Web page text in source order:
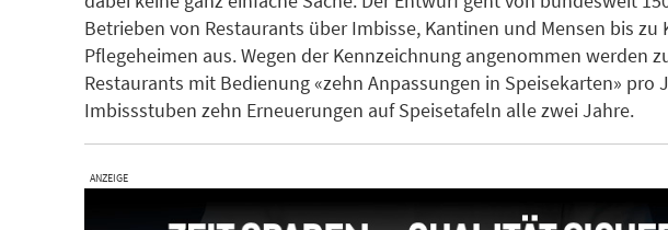
Betrieben von Restaurants über Imbisse, Kantinen und Mensen bis zu
Pflegeheimen aus. Wegen der Kennzeichnung angenommen werden
Restaurants mit Bedienung «zehn Anpassungen in Speisekarten» pro
Imbissstuben zehn Erneuerungen auf Speisetafeln alle zwei Jahre.
ANZEIGE